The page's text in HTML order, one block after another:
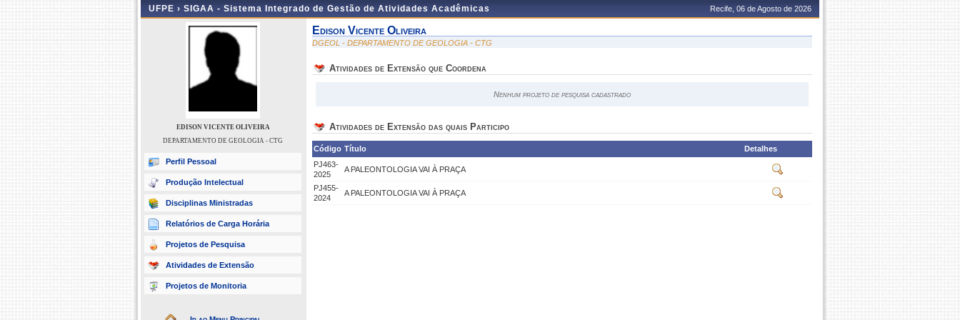
UFPE › SIGAA - Sistema Integrado de Gestão de Atividades Acadêmicas Recife, 06 de Agosto de 2026
EDISON VICENTE OLIVEIRA
DEPARTAMENTO DE GEOLOGIA - CTG
Perfil Pessoal
Produção Intelectual
Disciplinas Ministradas
Relatórios de Carga Horária
Projetos de Pesquisa
Atividades de Extensão
Projetos de Monitoria
Edison Vicente Oliveira
DGEOL - DEPARTAMENTO DE GEOLOGIA - CTG
Atividades de Extensão que Coordena
Nenhum projeto de pesquisa cadastrado
Atividades de Extensão das quais Participo
Código Título
Detalhes
PJ463-
2025
A PALEONTOLOGIA VAI À PRAÇA
PJ455-
2024
A PALEONTOLOGIA VAI À PRAÇA